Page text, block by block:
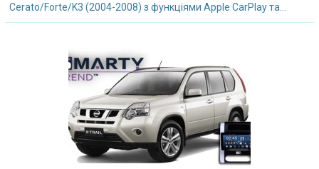
Cerato/Forte/K3 (2004-2008) з функціями Apple CarPlay та...